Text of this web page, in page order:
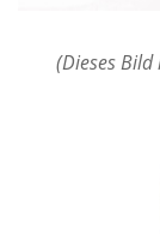
(Dieses Bild